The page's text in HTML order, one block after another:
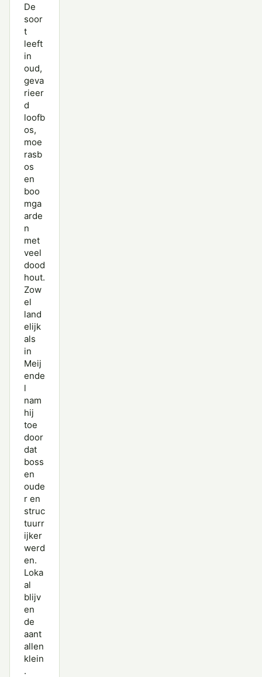
De
soor
t
leeft
in
oud,
geva
rieer
d
loofb
os,
moe
rasb
os
en
boo
mga
arde
n
met
veel
dood
hout.
Zow
el
land
elijk
als
in
Meij
ende
l
nam
hij
toe
door
dat
boss
en
oude
r en
struc
tuurr
ijker
werd
en.
Loka
al
blijv
en
de
aant
allen
klein
.